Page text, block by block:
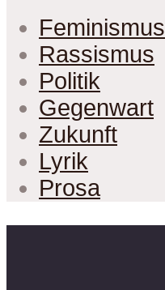
Feminismus
Rassismus
Politik
Gegenwart
Zukunft
Lyrik
Prosa